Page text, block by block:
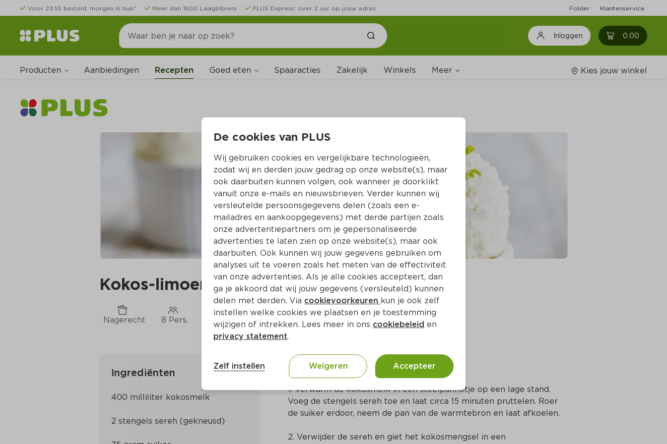
Voor 23:55 besteld, morgen in huis* Meer dan 1600 Laagblijvers PLUS Express: over 2 uur op jouw adres Folder Klantenservice
Inloggen 0.00 0
Producten Aanbiedingen Recepten Goed eten Spaaracties Zakelijk Winkels Meer
Wijnshop
Boodschappenlijstjes
Kies jouw winkel
Kokos-limoengras semifreddo
Nagerecht 8 Pers. Ca. 20 Min Europees
Ingrediënten
Bereidingswijze
1. Verwarm de kokosmelk in een steelpannetje op een lage stand.
Voeg de stengels sereh toe en laat circa 15 minuten pruttelen. Roer
de suiker erdoor, neem de pan van de warmtebron en laat afkoelen.
2. Verwijder de sereh en giet het kokosmengsel in een
De cookies van PLUS
Wij gebruiken cookies en vergelijkbare technologieën,
zodat wij en derden jouw gedrag op onze website(s), maar
ook daarbuiten kunnen volgen, ook wanneer je doorklikt
vanuit onze e-mails en nieuwsbrieven. Verder kunnen wij
versleutelde persoonsgegevens delen (zoals een e-
mailadres en aankoopgegevens) met derde partijen zoals
onze advertentiepartners om je gepersonaliseerde
advertenties te laten zien op onze website(s), maar ook
daarbuiten. Ook kunnen wij jouw gegevens gebruiken om
analyses uit te voeren zoals het meten van de effectiviteit
van onze advertenties. Als je alle cookies accepteert, dan
ga je akkoord dat wij jouw gegevens (versleuteld) kunnen
delen met derden. Via cookievoorkeuren kun je ook zelf
instellen welke cookies we plaatsen en je toestemming
wijzigen of intrekken. Lees meer in ons cookiebeleid en
privacy statement.
Zelf instellen Weigeren Accepteer